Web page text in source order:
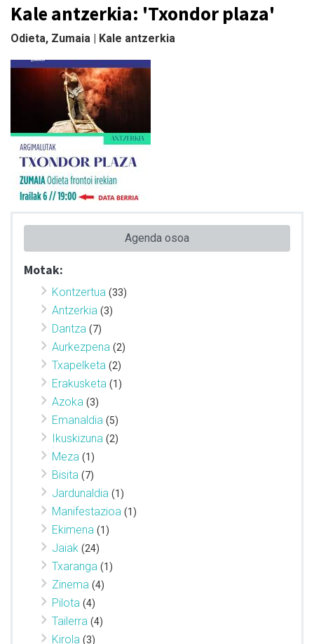
Kale antzerkia: 'Txondor plaza'
Odieta, Zumaia | Kale antzerkia
Agenda osoa
Motak:
Kontzertua (33)
Antzerkia (3)
Dantza (7)
Aurkezpena (2)
Txapelketa (2)
Erakusketa (1)
Azoka (3)
Emanaldia (5)
Ikuskizuna (2)
Meza (1)
Bisita (7)
Jardunaldia (1)
Manifestazioa (1)
Ekimena (1)
Jaiak (24)
Txaranga (1)
Zinema (4)
Pilota (4)
Tailerra (4)
Kirola (3)